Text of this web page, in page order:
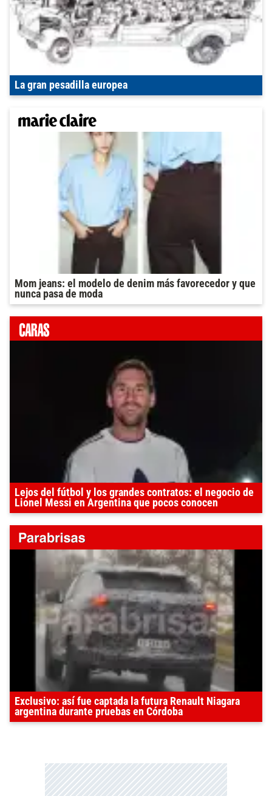
La gran pesadilla europea
Mom jeans: el modelo de denim más favorecedor y que
nunca pasa de moda
Lejos del fútbol y los grandes contratos: el negocio de
Lionel Messi en Argentina que pocos conocen
Exclusivo: así fue captada la futura Renault Niagara
argentina durante pruebas en Córdoba